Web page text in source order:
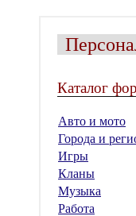
Каталог
Авто и мото
Города и
Игры
Кланы
Музыка
Работа